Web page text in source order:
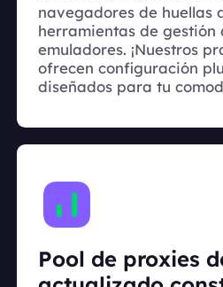
navegadores de huellas
herramientas de gestión
emuladores. ¡Nuestros
ofrecen configuración
diseñados para tu
Pool de proxies